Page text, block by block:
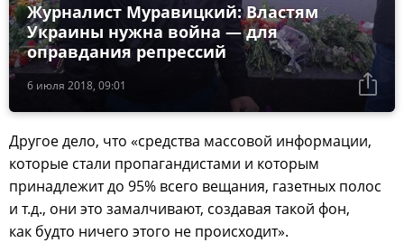
6 июля 2018, 09:01
Журналист Муравицкий: Властям
Украины нужна война — для
оправдания репрессий
Другое дело, что «средства массовой информации,
которые стали пропагандистами и которым
принадлежит до 95% всего вещания, газетных полос
и т.д., они это замалчивают, создавая такой фон,
как будто ничего этого не происходит».